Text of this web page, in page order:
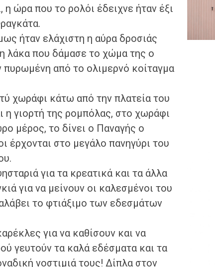
ώρα που το ρολόι έδειχνε ήταν έξι
ήταν ελάχιστη η αύρα δροσιάς
λάκα που δάμασε το χώμα της ο
πυρωμένη από το ολιμερνό κοίταγμα
χωράφι κάτω από την πλατεία του
η γιορτή της ρομπόλας, στο χωράφι
μέρος, το δίνει ο Παναγής ο
έρχονται στο μεγάλο πανηγύρι του
για τα κρεατικά και τα άλλα
για να μείνουν οι καλεσμένοι του
το φτιάξιμο των εδεσμάτων
για να καθίσουν και να
γευτούν τα καλά εδέσματα και τα
νοστιμιά τους! Δίπλα στον